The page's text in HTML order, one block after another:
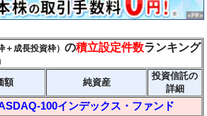
＋成長投資枠）の積立設定件数ランキング
額 純資産
投資信託の
詳細
100インデックス・ファンド